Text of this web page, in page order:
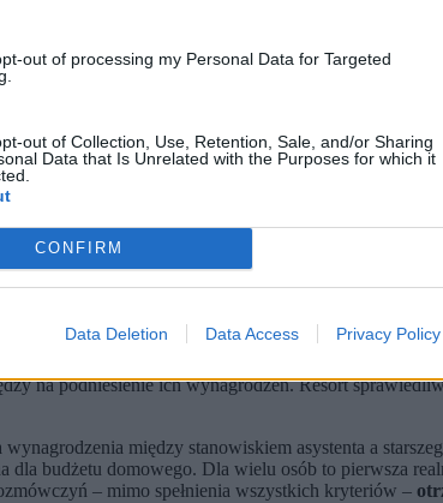
out of processing my Personal Data for Targeted
out of Collection, Use, Retention, Sale, and/or Sharing
Data that Is Unrelated with the Purposes for which it
CONFIRM
Data Deletion Data Access Privacy Policy
latach pracy. W praktyce część sądów
średnio około 1,5 tys. zł brutto. Zdarzają się
zostały zabezpieczone. Sądy wskazują
zawodu asystenta sędziego.Już po miesiącu widać,
Nie dotyczy to wszystkich sądów, a to tylko pogłębia
na podniesienie ich wynagrodzeń. Resort
między stanowiskiem asystenta a
dla budżetu domowego. Dla wielu osób to pierwsza
– mimo spełnienia wszystkich kryteriów –